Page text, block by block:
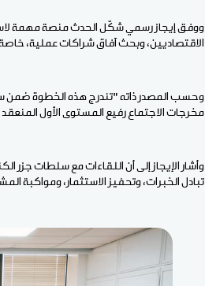
ووفق إيجاز رسمي شكّل الحدث منصة مهمة
الاقتصاديين، وبحث آفاق شراكات عملية،
مخرجات الاجتماع رفيع المستوى الأول المنعقد في
وأشار الإيجاز إلى أن اللقاءات مع سلطات جزر
تبادل الخبرات، وتحفيز الاستثمار، ومواكبة